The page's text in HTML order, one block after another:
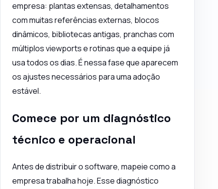
empresa: plantas extensas, detalhamentos
com muitas referências externas, blocos
dinâmicos, bibliotecas antigas, pranchas com
múltiplos viewports e rotinas que a equipe já
usa todos os dias. É nessa fase que aparecem
os ajustes necessários para uma adoção
estável.
Comece por um diagnóstico
técnico e operacional
Antes de distribuir o software, mapeie como a
empresa trabalha hoje. Esse diagnóstico